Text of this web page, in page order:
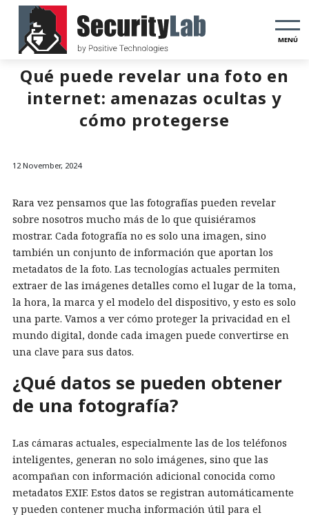
MENÚ
Qué puede revelar una foto en
internet: amenazas ocultas y
cómo protegerse
12 November, 2024
Rara vez pensamos que las fotografías pueden revelar
sobre nosotros mucho más de lo que quisiéramos
mostrar. Cada fotografía no es solo una imagen, sino
también un conjunto de información que aportan los
metadatos de la foto. Las tecnologías actuales permiten
extraer de las imágenes detalles como el lugar de la toma,
la hora, la marca y el modelo del dispositivo, y esto es solo
una parte. Vamos a ver cómo proteger la privacidad en el
mundo digital, donde cada imagen puede convertirse en
una clave para sus datos.
¿Qué datos se pueden obtener
de una fotografía?
Las cámaras actuales, especialmente las de los teléfonos
inteligentes, generan no solo imágenes, sino que las
acompañan con información adicional conocida como
metadatos EXIF. Estos datos se registran automáticamente
y pueden contener mucha información útil para el